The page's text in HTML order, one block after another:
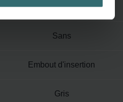
326 mm
Sans
Embout d'insertion
Gris